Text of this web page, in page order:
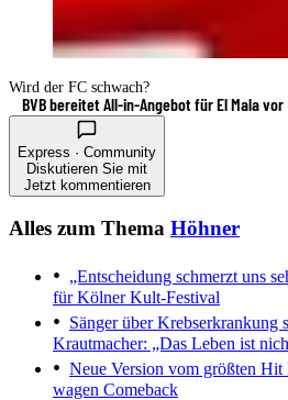
Wird der FC schwach?
BVB bereitet All-in-Angebot für El Mala vor
Express · Community
Diskutieren Sie mit
Jetzt kommentieren
Alles zum Thema Höhner
„Entscheidung schmerzt uns
für Kölner Kult-Festival
Sänger über Krebserkrankung
Krautmacher: „Das Leben ist
Neue Version vom größten Hit
wagen Comeback